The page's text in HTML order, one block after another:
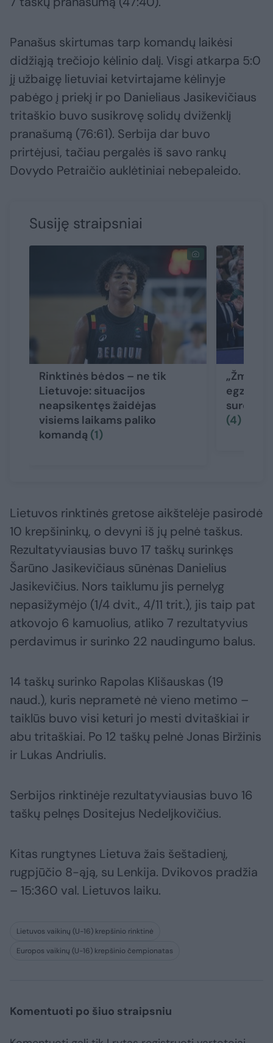
Panašus skirtumas tarp komandų laikėsi
didžiąją trečiojo kėlinio dalį. Visgi atkarpa 5:0
jį užbaigę lietuviai ketvirtajame kėlinyje
pabėgo į priekį ir po Danieliaus Jasikevičiaus
tritaškio buvo susikrovę solidų dviženklį
pranašumą (76:61). Serbija dar buvo
prirtėjusi, tačiau pergalės iš savo rankų
Dovydo Petraičio auklėtiniai nebepaleido.
Susiję straipsniai
Rinktinės bėdos – ne tik
Lietuvoje: situacijos
neapsikentęs žaidėjas
visiems laikams paliko
komandą (1)
(4)
Lietuvos rinktinės gretose aikštelėje pasirodė
10 krepšininkų, o devyni iš jų pelnė taškus.
Rezultatyviausias buvo 17 taškų surinkęs
Šarūno Jasikevičiaus sūnėnas Danielius
Jasikevičius. Nors taiklumu jis pernelyg
nepasižymėjo (1/4 dvit., 4/11 trit.), jis taip pat
atkovojo 6 kamuolius, atliko 7 rezultatyvius
perdavimus ir surinko 22 naudingumo balus.
14 taškų surinko Rapolas Klišauskas (19
naud.), kuris neprametė nė vieno metimo –
taiklūs buvo visi keturi jo mesti dvitaškiai ir
abu tritaškiai. Po 12 taškų pelnė Jonas Biržinis
ir Lukas Andriulis.
Serbijos rinktinėje rezultatyviausias buvo 16
taškų pelnęs Dositejus Nedeljkovičius.
Kitas rungtynes Lietuva žais šeštadienį,
rugpjūčio 8-ąją, su Lenkija. Dvikovos pradžia
– 15:360 val. Lietuvos laiku.
Lietuvos vaikinų (U-16) krepšinio rinktinė
Europos vaikinų (U-16) krepšinio čempionatas
Komentuoti po šiuo straipsniu